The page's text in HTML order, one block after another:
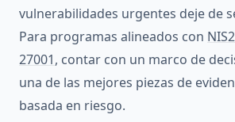
vulnerabilidades urgentes deje de
Para programas alineados con NIS2
27001, contar con un marco de
una de las mejores piezas de
basada en riesgo.